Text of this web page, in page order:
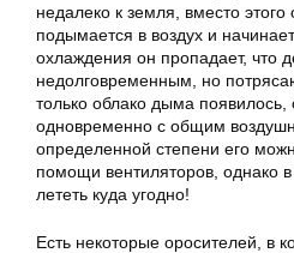
недалеко к земля, вместо
подымается в воздух и
охлаждения он пропадает, что
недолговременным, но
только облако дыма появилось,
одновременно с общим
определенной степени его
помощи вентиляторов, однако
лететь куда угодно!
Есть некоторые оросителей, в